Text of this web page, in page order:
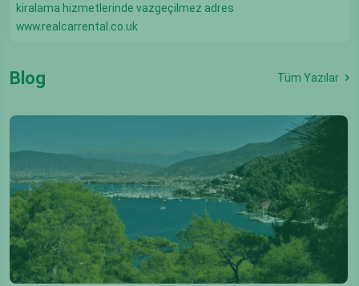
kiralama hizmetlerinde vazgeçilmez adres
www.realcarrental.co.uk
Blog Tüm Yazılar